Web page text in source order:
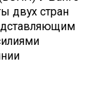
двух стран